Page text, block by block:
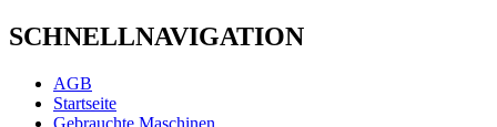
SCHNELLNAVIGATION
AGB
Startseite
Gebrauchte Maschinen